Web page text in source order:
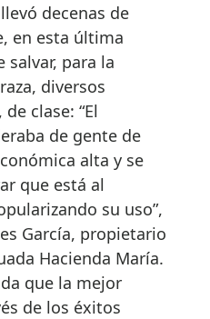
decenas de
en esta última
salvar, para la
diversos
clase: “El
de gente de
alta y se
que está al
su uso”,
García, propietario
Hacienda María.
que la mejor
de los éxitos